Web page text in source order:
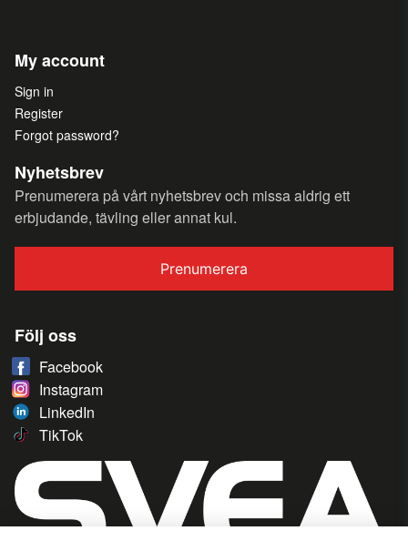
My account
Sign in
Register
Forgot password?
Nyhetsbrev
Prenumerera på vårt nyhetsbrev och missa aldrig ett
erbjudande, tävling eller annat kul.
Prenumerera
Följ oss
Facebook
Instagram
LinkedIn
TikTok